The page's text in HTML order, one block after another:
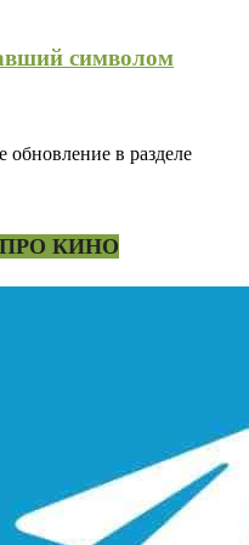
символом
в разделе
КИНО